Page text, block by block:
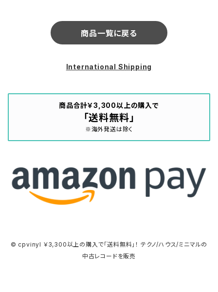
商品一覧に戻る
International Shipping
商品合計￥3,300以上の購入で
「送料無料」
※海外発送は除く
© cpvinyl ￥3,300以上の購入で「送料無料」！ テクノ/ハウス/ミニマルの
中古レコードを販売